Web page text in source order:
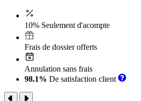
10% Seulement d'acompte
Frais de dossier offerts
Annulation sans frais
98.1% De satisfaction client